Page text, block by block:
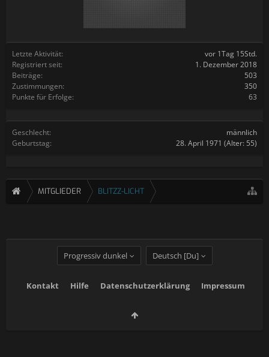
Letzte Aktivität:
vor 1Tag 15Std.
Registriert seit:
1. Dezember 2018
Beiträge:
503
Zustimmungen:
350
Punkte für Erfolge:
63
Geschlecht:
männlich
Geburtstag:
28. April 1971 (Alter: 55)
MITGLIEDER BLITZZ-LICHT
Progressiv dunkel Deutsch [Du]
Kontakt Hilfe Datenschutzerklärung Impressum